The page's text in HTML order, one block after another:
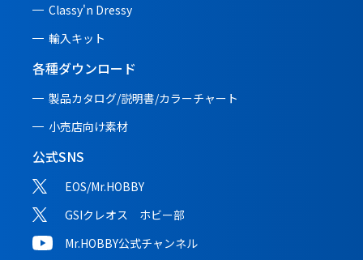
Classy'n Dressy
輸入キット
各種ダウンロード
製品カタログ/説明書/カラーチャート
小売店向け素材
公式SNS
EOS/Mr.HOBBY
GSIクレオス ホビー部
Mr.HOBBY公式チャンネル